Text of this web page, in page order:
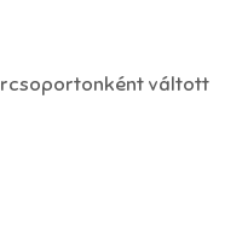
váltott